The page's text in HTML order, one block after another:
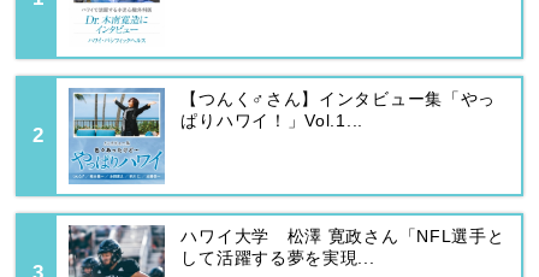
【つんく♂さん】インタビュー集「やっ
ぱりハワイ！」Vol.1...
ハワイ大学 松澤 寛政さん「NFL選手と
して活躍する夢を実現...